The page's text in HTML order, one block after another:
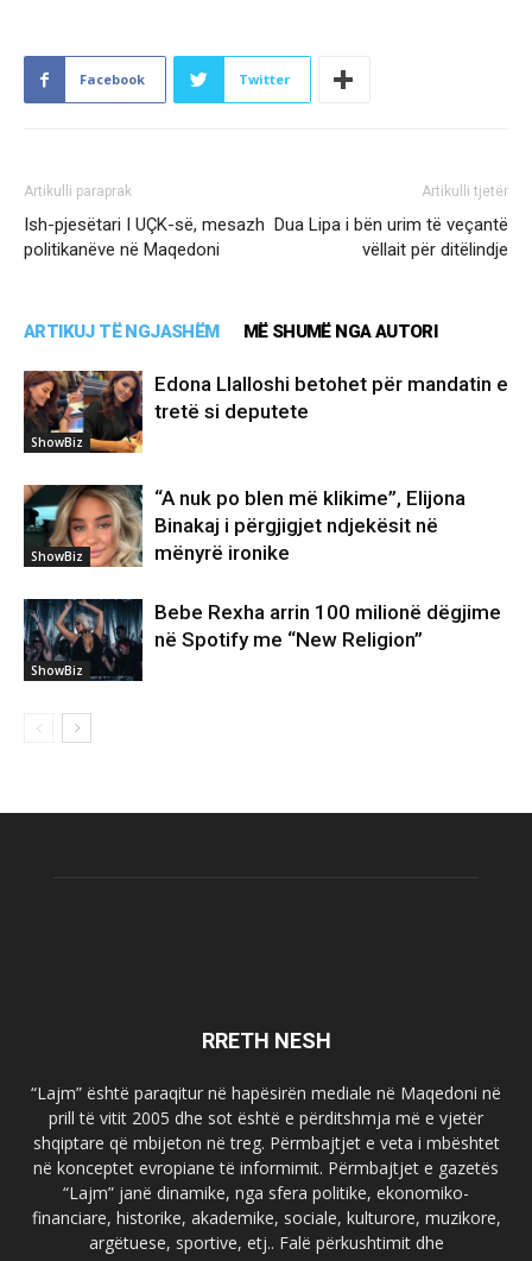
Facebook Twitter
Artikulli paraprak
Ish-pjesëtari I UÇK-së, mesazh
politikanëve në Maqedoni
Artikulli tjetër
Dua Lipa i bën urim të veçantë
vëllait për ditëlindje
ARTIKUJ TË NGJASHËM MË SHUMË NGA AUTORI
ShowBiz
Edona Llalloshi betohet për mandatin e
tretë si deputete
ShowBiz
“A nuk po blen më klikime”, Elijona
Binakaj i përgjigjet ndjekësit në
mënyrë ironike
ShowBiz
Bebe Rexha arrin 100 milionë dëgjime
në Spotify me “New Religion”
RRETH NESH
“Lajm” është paraqitur në hapësirën mediale në Maqedoni në
prill të vitit 2005 dhe sot është e përditshmja më e vjetër
shqiptare që mbijeton në treg. Përmbajtjet e veta i mbështet
në konceptet evropiane të informimit. Përmbajtjet e gazetës
“Lajm” janë dinamike, nga sfera politike, ekonomiko-
financiare, historike, akademike, sociale, kulturore, muzikore,
argëtuese, sportive, etj.. Falë përkushtimit dhe